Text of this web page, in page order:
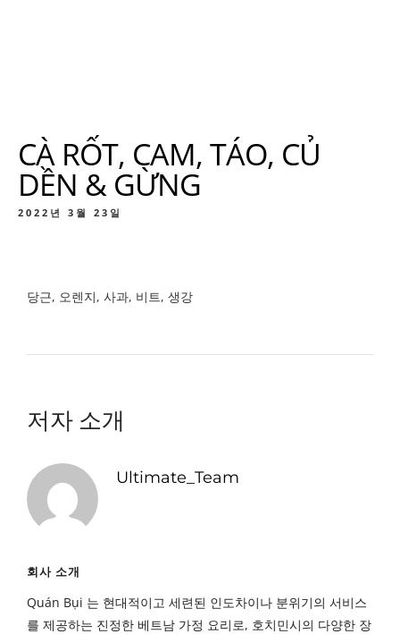
CÀ RỐT, CAM, TÁO, CỦ
DỀN & GỪNG
2022년 3월 23일
당근, 오렌지, 사과, 비트, 생강
저자 소개
Ultimate_Team
회사 소개
Quán Bụi 는 현대적이고 세련된 인도차이나 분위기의 서비스
를 제공하는 진정한 베트남 가정 요리로, 호치민시의 다양한 장